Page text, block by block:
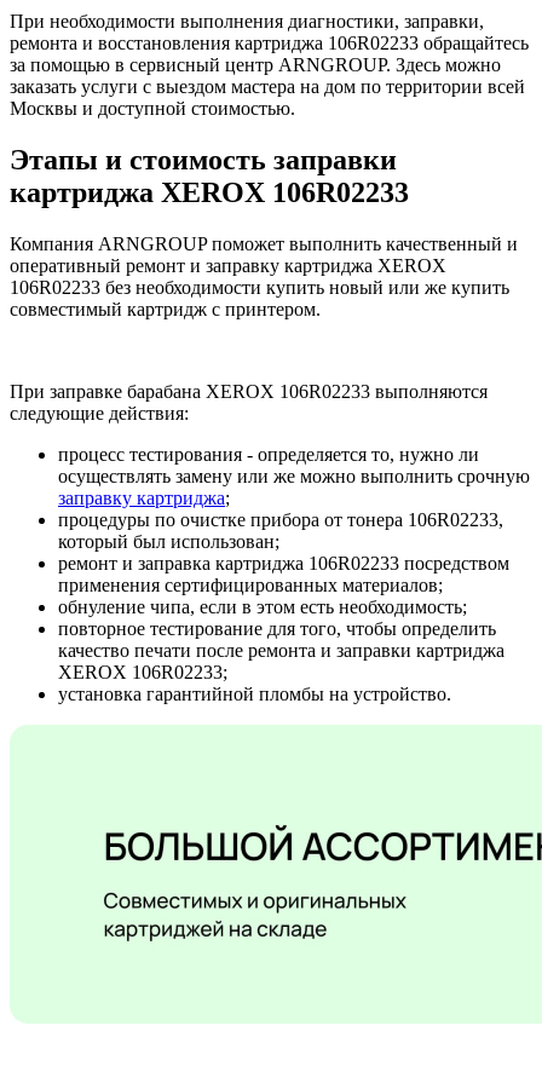
При необходимости выполнения диагностики, заправки,
ремонта и восстановления картриджа 106R02233 обращайтесь
за помощью в сервисный центр ARNGROUP. Здесь можно
заказать услуги с выездом мастера на дом по территории всей
Москвы и доступной стоимостью.
Этапы и стоимость заправки
картриджа XEROX 106R02233
Компания ARNGROUP поможет выполнить качественный и
оперативный ремонт и заправку картриджа XEROX
106R02233 без необходимости купить новый или же купить
совместимый картридж с принтером.
При заправке барабана XEROX 106R02233 выполняются
следующие действия:
процесс тестирования - определяется то, нужно ли
осуществлять замену или же можно выполнить срочную
заправку картриджа;
процедуры по очистке прибора от тонера 106R02233,
который был использован;
ремонт и заправка картриджа 106R02233 посредством
применения сертифицированных материалов;
обнуление чипа, если в этом есть необходимость;
повторное тестирование для того, чтобы определить
качество печати после ремонта и заправки картриджа
XEROX 106R02233;
установка гарантийной пломбы на устройство.